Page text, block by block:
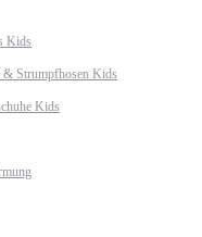
Kids
& Strumpfhosen Kids
Kids